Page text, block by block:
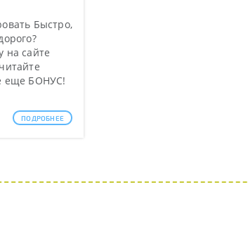
Быстро,
на сайте
еще БОНУС!
ПОДРОБНЕЕ